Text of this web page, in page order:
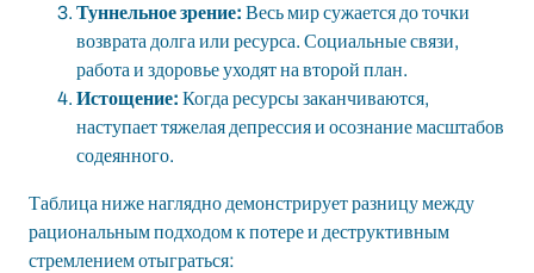
Туннельное зрение: Весь мир сужается до точки
возврата долга или ресурса. Социальные связи,
работа и здоровье уходят на второй план.
Истощение: Когда ресурсы заканчиваются,
наступает тяжелая депрессия и осознание масштабов
содеянного.
Таблица ниже наглядно демонстрирует разницу между
рациональным подходом к потере и деструктивным
стремлением отыграться: